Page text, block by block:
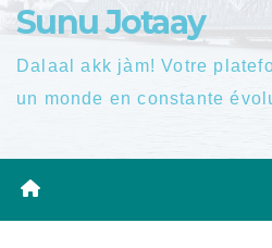
Sunu Jotaay
Dalaal akk jàm! Votre
un monde en constante